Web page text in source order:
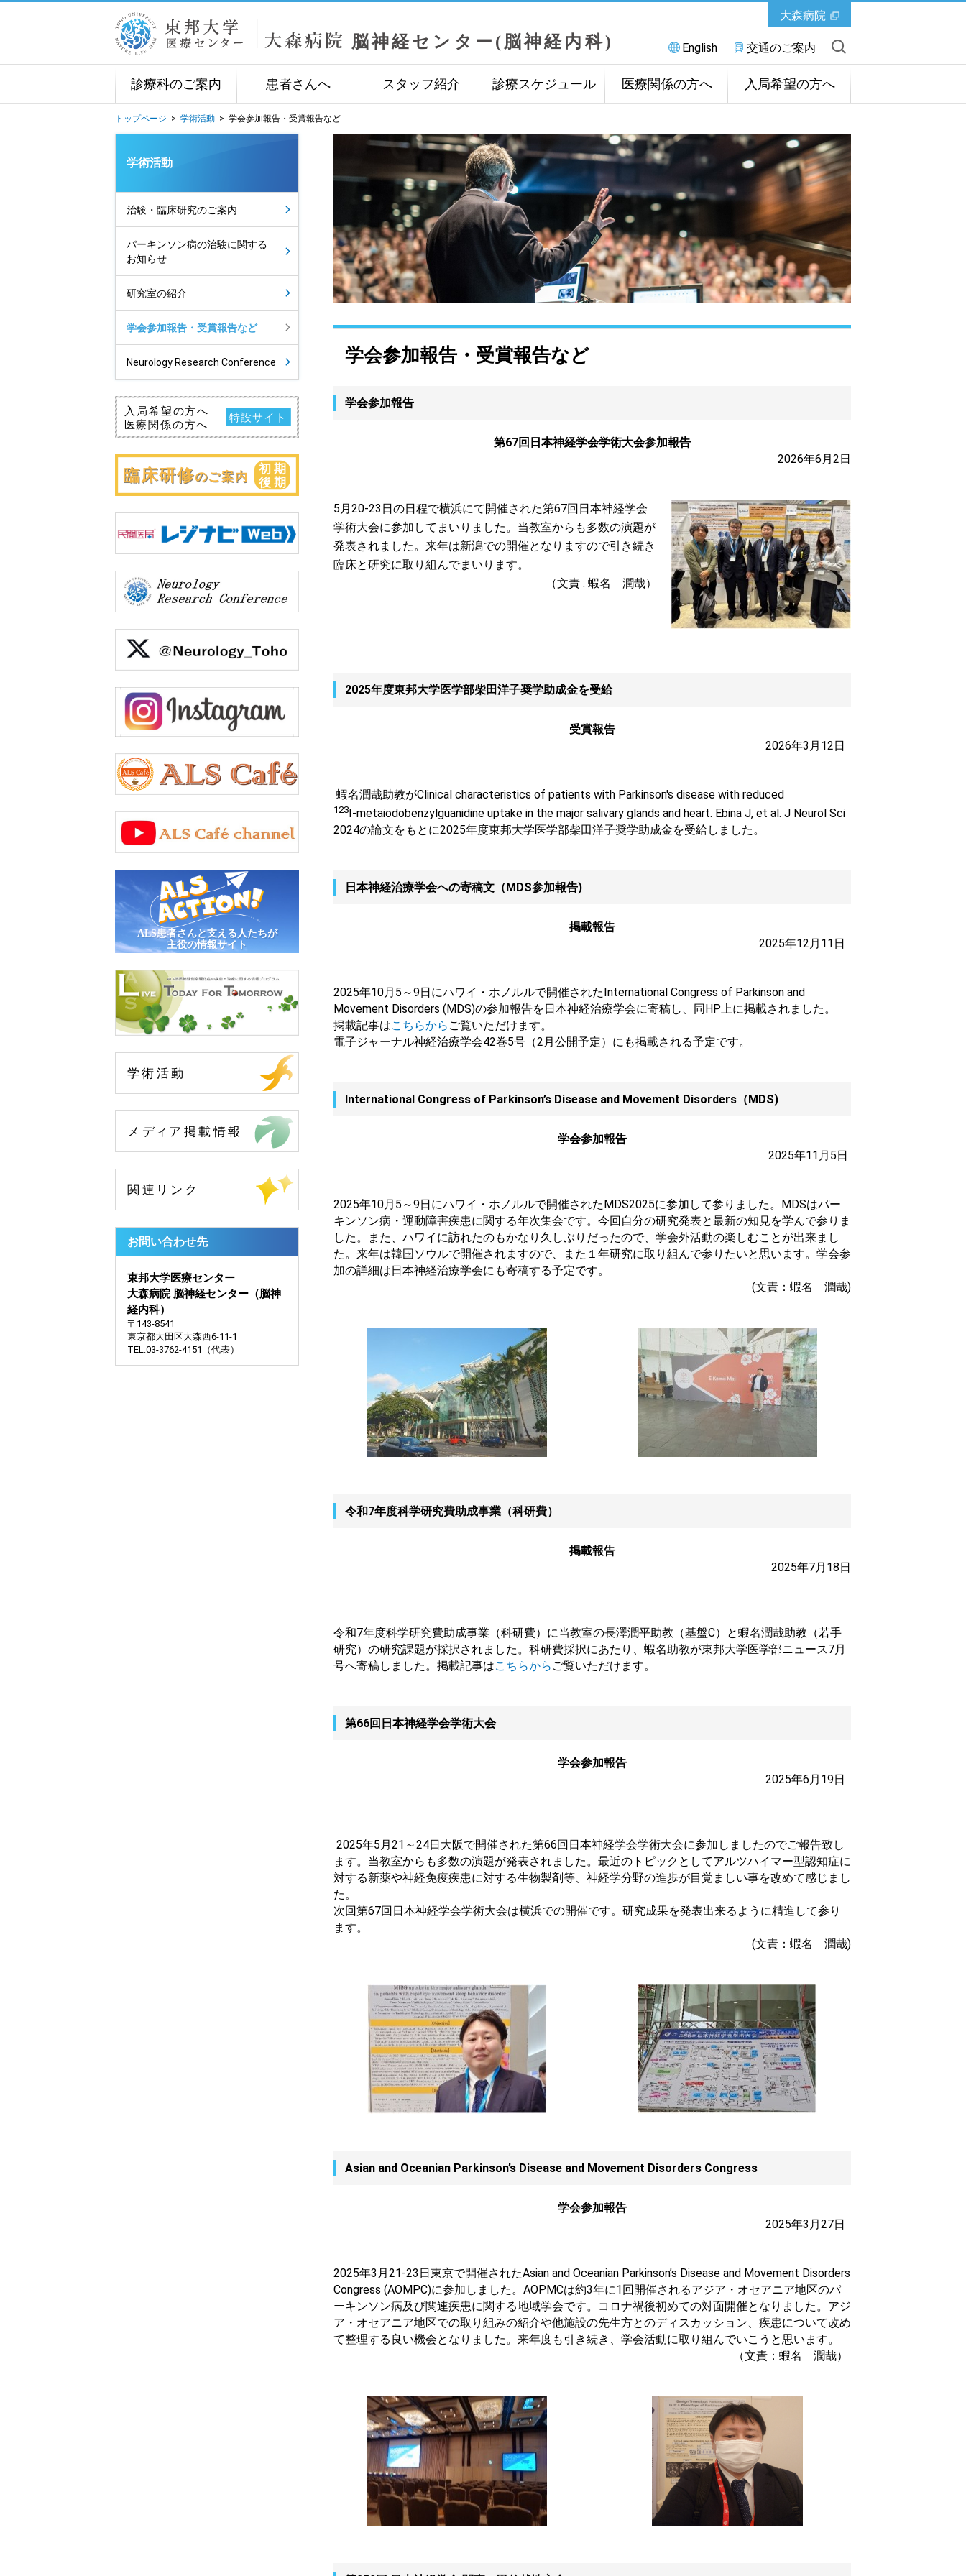
大森病院
English 交通のご案内
診療科のご案内 患者さんへ スタッフ紹介 診療スケジュール 医療関係の方へ 入局希望の方へ
トップページ > 学術活動 > 学会参加報告・受賞報告など
学会参加報告・受賞報告など
学会参加報告
第67回日本神経学会学術大会参加報告
2026年6月2日
5月20-23日の日程で横浜にて開催された第67回日本神経学会
学術大会に参加してまいりました。当教室からも多数の演題が
発表されました。来年は新潟での開催となりますので引き続き
臨床と研究に取り組んでまいります。
（文責 : 蝦名 潤哉）
2025年度東邦大学医学部柴田洋子奨学助成金を受給
受賞報告
2026年3月12日
蝦名潤哉助教がClinical characteristics of patients with Parkinson's disease with reduced
123 I-metaiodobenzylguanidine uptake in the major salivary glands and heart. Ebina J, et al. J Neurol Sci
2024の論文をもとに2025年度東邦大学医学部柴田洋子奨学助成金を受給しました。
日本神経治療学会への寄稿文（MDS参加報告)
掲載報告
2025年12月11日
2025年10月5～9日にハワイ・ホノルルで開催されたInternational Congress of Parkinson and
Movement Disorders (MDS)の参加報告を日本神経治療学会に寄稿し、同HP上に掲載されました。
掲載記事はこちらから ご覧いただけます。
電子ジャーナル神経治療学会42巻5号（2月公開予定）にも掲載される予定です。
International Congress of Parkinson’s Disease and Movement Disorders（MDS)
学会参加報告
2025年11月5日
2025年10月5～9日にハワイ・ホノルルで開催されたMDS2025に参加して参りました。MDSはパー
キンソン病・運動障害疾患に関する年次集会です。今回自分の研究発表と最新の知見を学んで参りま
した。また、ハワイに訪れたのもかなり久しぶりだったので、学会外活動の楽しむことが出来まし
た。来年は韓国ソウルで開催されますので、また１年研究に取り組んで参りたいと思います。学会参
加の詳細は日本神経治療学会にも寄稿する予定です。
(文責：蝦名 潤哉)
令和7年度科学研究費助成事業（科研費）
掲載報告
2025年7月18日
令和7年度科学研究費助成事業（科研費）に当教室の長澤潤平助教（基盤C）と蝦名潤哉助教（若手
研究）の研究課題が採択されました。科研費採択にあたり、蝦名助教が東邦大学医学部ニュース7月
号へ寄稿しました。掲載記事はこちらから ご覧いただけます。
第66回日本神経学会学術大会
学会参加報告
2025年6月19日
2025年5月21～24日大阪で開催された第66回日本神経学会学術大会に参加しましたのでご報告致し
ます。当教室からも多数の演題が発表されました。最近のトピックとしてアルツハイマー型認知症に
対する新薬や神経免疫疾患に対する生物製剤等、神経学分野の進歩が目覚ましい事を改めて感じまし
た。
次回第67回日本神経学会学術大会は横浜での開催です。研究成果を発表出来るように精進して参り
ます。
(文責：蝦名 潤哉)
Asian and Oceanian Parkinson’s Disease and Movement Disorders Congress
学会参加報告
2025年3月27日
2025年3月21-23日東京で開催されたAsian and Oceanian Parkinson’s Disease and Movement Disorders
Congress (AOMPC)に参加しました。AOPMCは約3年に1回開催されるアジア・オセアニア地区のパ
ーキンソン病及び関連疾患に関する地域学会です。コロナ禍後初めての対面開催となりました。アジ
ア・オセアニア地区での取り組みの紹介や他施設の先生方とのディスカッション、疾患について改め
て整理する良い機会となりました。来年度も引き続き、学会活動に取り組んでいこうと思います。
（文責：蝦名 潤哉）
学術活動
治験・臨床研究のご案内
パーキンソン病の治験に関する
お知らせ
研究室の紹介
学会参加報告・受賞報告など
Neurology Research Conference
お問い合わせ先
東邦大学医療センター
大森病院 脳神経センター（脳神
経内科）
〒143-8541
東京都大田区大森西6-11-1
TEL:03-3762-4151（代表）